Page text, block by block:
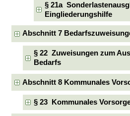
§ 21a
Eingliederungshilfe
Abschnitt 7
§ 22 Zuweisungen zum
Bedarfs
Abschnitt 8 Kommunales
§ 23 Kommunales